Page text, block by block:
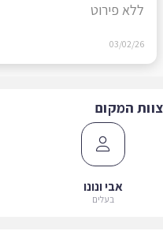
ללא פירוט
03/02/26
המקום
אבי ונונו
בעלים